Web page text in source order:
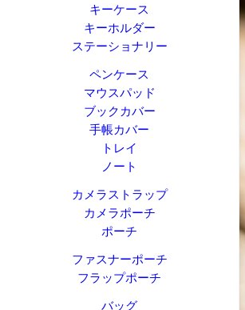
キーケース
キーホルダー
ステーショナリー
ペンケース
マウスパッド
ブックカバー
手帳カバー
トレイ
ノート
カメラストラップ
カメラポーチ
ポーチ
ファスナーポーチ
フラップポーチ
バッグ